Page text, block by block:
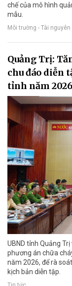
chế của mô hình
mẫu.
Môi trường - Tài nguyên
Quảng Trị:
chu đáo diễn
tỉnh năm 2026
UBND tỉnh Quảng
phương án chữa
năm 2026, để rà
kịch bản diễn tập.